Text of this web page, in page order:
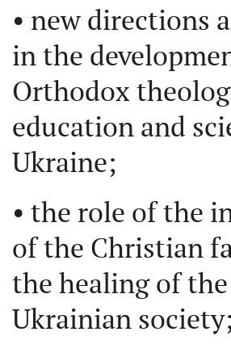
• new directions
in the
Orthodox
education and
Ukraine;
• the role of the
of the Christian
the healing of
Ukrainian